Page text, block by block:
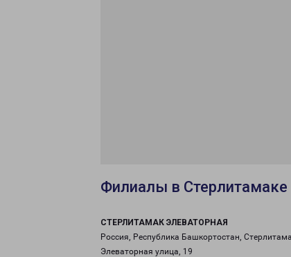
Филиалы в Стерлитамаке
СТЕРЛИТАМАК ЭЛЕВАТОРНАЯ
Россия, Республика Башкортостан,
Элеваторная улица, 19